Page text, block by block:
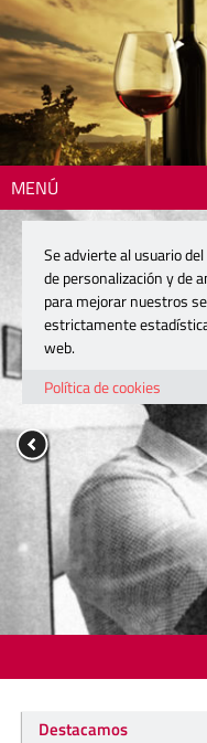
MENÚ
Destacamos
Se advierte al usuario
de personalización y de
para mejorar nuestros
estrictamente
web.
Política de cookies